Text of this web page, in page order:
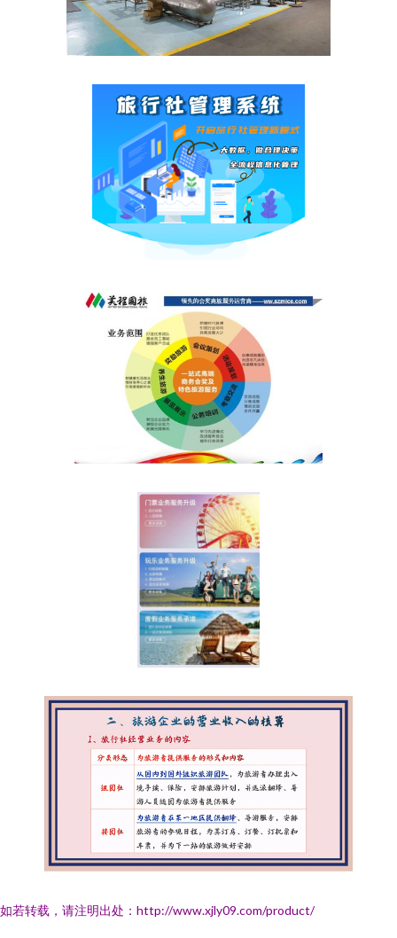
如若转载，请注明出处：http://www.xjly09.com/product/